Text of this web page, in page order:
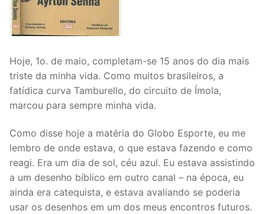
Hoje, 1o. de maio, completam-se 15 anos do dia mais
triste da minha vida. Como muitos brasileiros, a
fatídica curva Tamburello, do circuito de Ímola,
marcou para sempre minha vida.
Como disse hoje a matéria do Globo Esporte, eu me
lembro de onde estava, o que estava fazendo e como
reagi. Era um dia de sol, céu azul. Eu estava assistindo
a um desenho bíblico em outro canal – na época, eu
ainda era catequista, e estava avaliando se poderia
usar os desenhos em um dos meus encontros futuros.